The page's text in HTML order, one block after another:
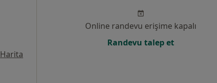
Harita
Online randevu erişime kapalı
Randevu talep et